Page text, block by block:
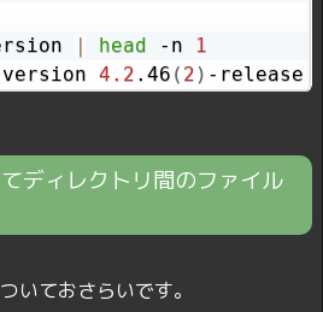
| head -n
1
version 4.2 .46 ( 2 ) -release
ディレクトリ間のファイル
いておさらいです。